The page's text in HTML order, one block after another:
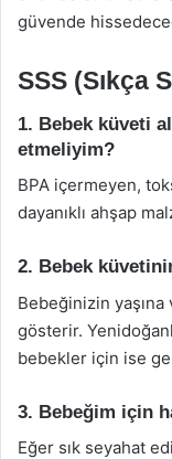
güvende
SSS (Sıkça
1. Bebek küveti
etmeliyim?
BPA içermeyen,
dayanıklı ahşap
2. Bebek
Bebeğinizin
gösterir.
bebekler için ise
3. Bebeğim için
Eğer sık seyahat